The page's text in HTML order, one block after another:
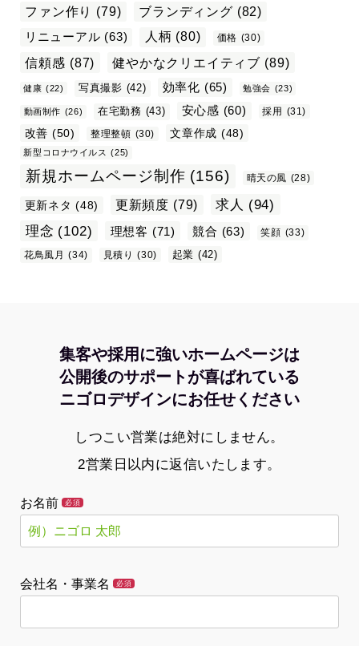
ファン作り (79) ブランディング (82)
リニューアル (63) 人柄 (80) 価格 (30)
信頼感 (87) 健やかなクリエイティブ (89)
健康 (22) 写真撮影 (42) 効率化 (65) 勉強会 (23)
動画制作 (26) 在宅勤務 (43) 安心感 (60) 採用 (31)
改善 (50) 整理整頓 (30) 文章作成 (48)
新型コロナウイルス (25)
新規ホームページ制作 (156) 晴天の風 (28)
更新ネタ (48) 更新頻度 (79) 求人 (94)
理念 (102) 理想客 (71) 競合 (63) 笑顔 (33)
花鳥風月 (34) 見積り (30) 起業 (42)
集客や採用に強いホームページは
公開後のサポートが喜ばれている
ニゴロデザインにお任せください
しつこい営業は絶対にしません。
2営業日以内に返信いたします。
お名前 必須
会社名・事業名 必須